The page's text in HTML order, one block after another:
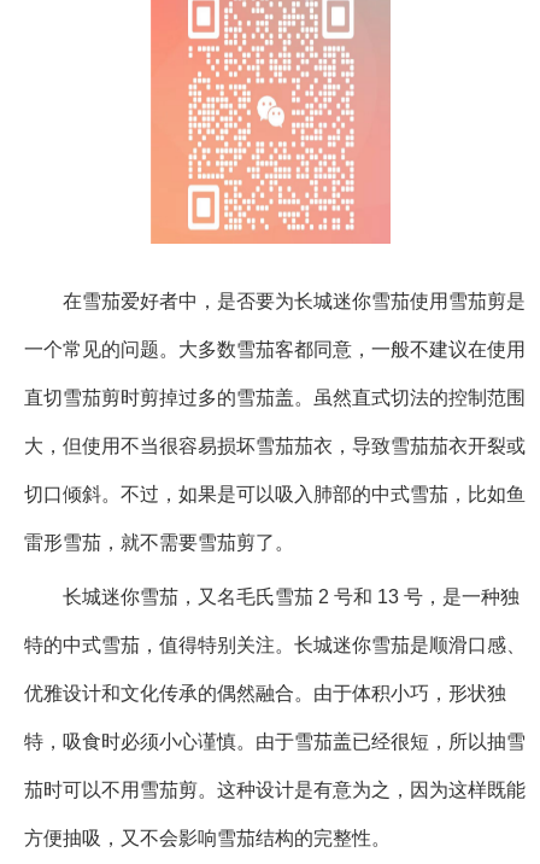
在雪茄爱好者中，是否要为长城迷你雪茄使用雪茄剪是
一个常见的问题。大多数雪茄客都同意，一般不建议在使用
直切雪茄剪时剪掉过多的雪茄盖。虽然直式切法的控制范围
大，但使用不当很容易损坏雪茄茄衣，导致雪茄茄衣开裂或
切口倾斜。不过，如果是可以吸入肺部的中式雪茄，比如鱼
雷形雪茄，就不需要雪茄剪了。
长城迷你雪茄，又名毛氏雪茄 2 号和 13 号，是一种独
特的中式雪茄，值得特别关注。长城迷你雪茄是顺滑口感、
优雅设计和文化传承的偶然融合。由于体积小巧，形状独
特，吸食时必须小心谨慎。由于雪茄盖已经很短，所以抽雪
茄时可以不用雪茄剪。这种设计是有意为之，因为这样既能
方便抽吸，又不会影响雪茄结构的完整性。